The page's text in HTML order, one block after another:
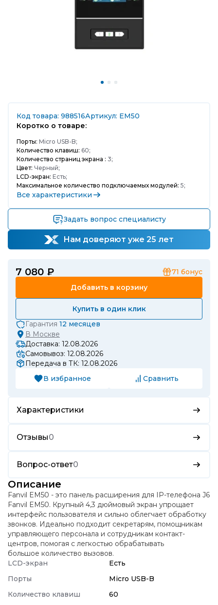
Код товара: 988516Артикул: EM50
Коротко о товаре:
Порты: Micro USB-B;
Количество клавиш: 60;
Количество страниц экрана : 3;
Цвет: Черный;
LCD-экран: Есть;
Максимальное количество подключаемых модулей: 5;
Все характеристики
Задать вопрос специалисту
Нам доверяют уже 25 лет
7 080 ₽ 71 бонус
Добавить в корзину
Купить в один клик
Гарантия 12 месяцев
В Москве
Доставка: 12.08.2026
Самовывоз: 12.08.2026
Передача в ТК: 12.08.2026
В избранное
Сравнить
Характеристики
Отзывы0
Вопрос-ответ0
Описание
Fanvil EM50 - это панель расширения для IP-телефона J6
Fanvil EM50. Крупный 4,3 дюймовый экран упрощает
интерфейс пользователя и сильно облегчает обработку
звонков. Идеально подходит секретарям, помощникам
управляющего персонала и сотрудникам контакт-
центров, помогая с легкостью обрабатывать
большое количество вызовов.
LCD-экран
Есть
Порты
Micro USB-B
Количество клавиш
60